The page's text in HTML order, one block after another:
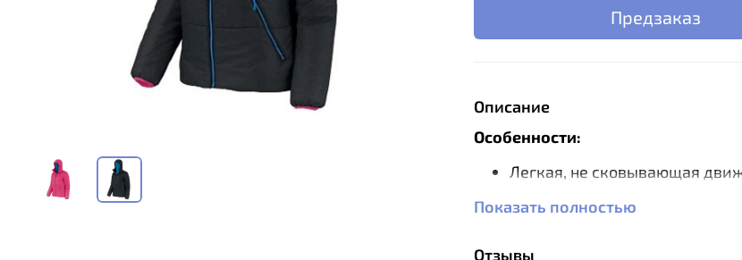
Предзаказ
Описание
Особенности:
Легкая, не сковывающая
Возможность фиксации
Эргономичный крой.
Показать полностью
Отзывы